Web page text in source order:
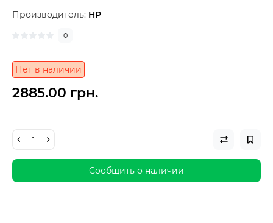
Производитель: HP
0
Нет в наличии
2885.00 грн.
Сообщить о наличии